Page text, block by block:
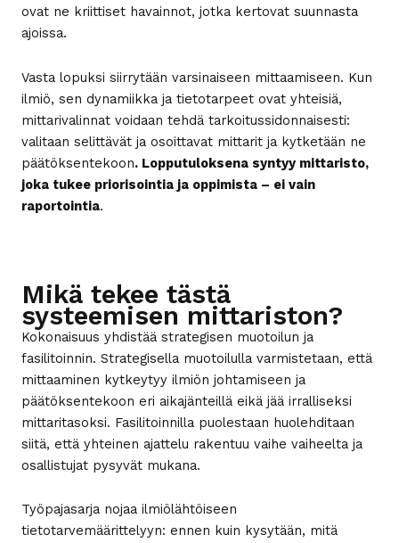
ovat ne kriittiset havainnot, jotka kertovat suunnasta
ajoissa.
Vasta lopuksi siirrytään varsinaiseen mittaamiseen. Kun
ilmiö, sen dynamiikka ja tietotarpeet ovat yhteisiä,
mittarivalinnat voidaan tehdä tarkoitussidonnaisesti:
valitaan selittävät ja osoittavat mittarit ja kytketään ne
päätöksentekoon. Lopputuloksena syntyy mittaristo,
joka tukee priorisointia ja oppimista – ei vain
raportointia.
Mikä tekee tästä
systeemisen mittariston?
Kokonaisuus yhdistää strategisen muotoilun ja
fasilitoinnin. Strategisella muotoilulla varmistetaan, että
mittaaminen kytkeytyy ilmiön johtamiseen ja
päätöksentekoon eri aikajänteillä eikä jää irralliseksi
mittaritasoksi. Fasilitoinnilla puolestaan huolehditaan
siitä, että yhteinen ajattelu rakentuu vaihe vaiheelta ja
osallistujat pysyvät mukana.
Työpajasarja nojaa ilmiölähtöiseen
tietotarvemäärittelyyn: ennen kuin kysytään, mitä